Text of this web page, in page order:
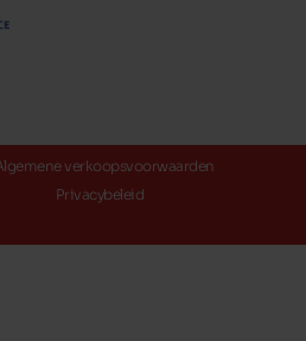
verkoopsvoorwaarden
Privacybeleid